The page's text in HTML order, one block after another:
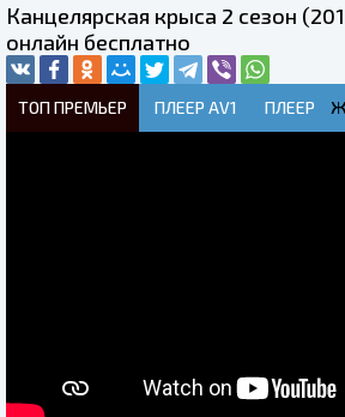
Канцелярская крыса 2 сезон
онлайн бесплатно
ТОП ПРЕМЬЕР ПЛЕЕР AV1 ПЛЕЕР